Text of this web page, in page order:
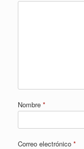
Nombre *
Correo electrónico *